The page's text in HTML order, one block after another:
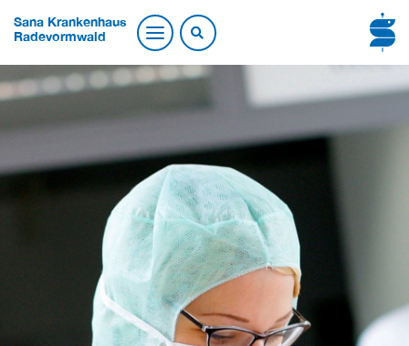
Sana Krankenhaus
Radevormwald